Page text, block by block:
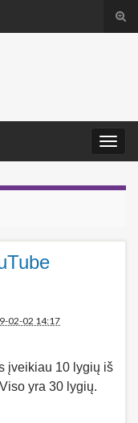
02-02 14:17
įveikiau 10 lygių iš
yra 30 lygių.